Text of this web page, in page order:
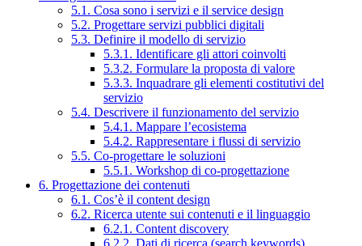
5.1. Cosa sono i servizi e il service design
5.2. Progettare servizi pubblici digitali
5.3. Definire il modello di servizio
5.3.1. Identificare gli attori coinvolti
5.3.2. Formulare la proposta di valore
5.3.3. Inquadrare gli elementi costitutivi del
servizio
5.4. Descrivere il funzionamento del servizio
5.4.1. Mappare l’ecosistema
5.4.2. Rappresentare i flussi di servizio
5.5. Co-progettare le soluzioni
5.5.1. Workshop di co-progettazione
6. Progettazione dei contenuti
6.1. Cos’è il content design
6.2. Ricerca utente sui contenuti e il linguaggio
6.2.1. Content discovery
6.2.2. Dati di ricerca (search keywords)